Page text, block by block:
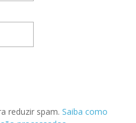
reduzir spam. Saiba como